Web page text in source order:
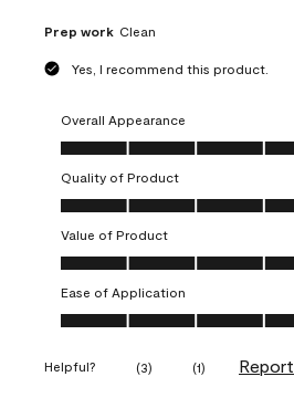
Prep work Clean
Yes, I recommend this product.
Overall Appearance
Overall Appearance, 5.0 out of 5
Quality of Product
Quality of Product, 5.0 out of 5
Value of Product
Value of Product, 5.0 out of 5
Ease of Application
Ease of Application, 5.0 out of 5
Helpful? (3) (1) Report